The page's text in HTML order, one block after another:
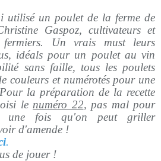
utilisé un poulet de la ferme de
Gaspoz, cultivateurs et
fermiers. Un vrais must leurs
idéals pour un poulet au vin
sans faille, tous les poulets
couleurs et numérotés pour une
la préparation de la recette
le numéro 22, pas mal pour
fois qu'on peut griller
d'amende !
.
de jouer !